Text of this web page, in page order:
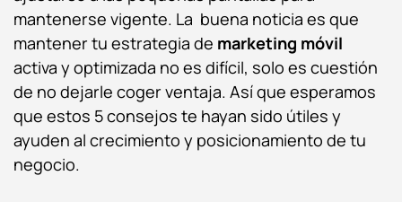
mantenerse vigente. La buena noticia es que
mantener tu estrategia de marketing móvil
activa y optimizada no es difícil, solo es cuestión
de no dejarle coger ventaja. Así que esperamos
que estos 5 consejos te hayan sido útiles y
ayuden al crecimiento y posicionamiento de tu
negocio.